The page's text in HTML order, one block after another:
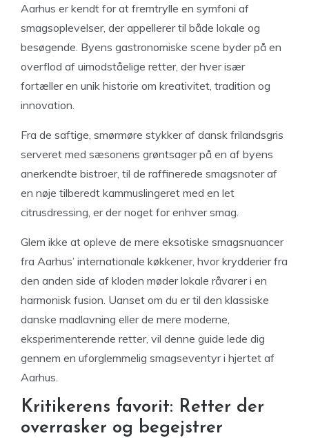
Aarhus er kendt for at fremtrylle en symfoni af
smagsoplevelser, der appellerer til både lokale og
besøgende. Byens gastronomiske scene byder på en
overflod af uimodståelige retter, der hver især
fortæller en unik historie om kreativitet, tradition og
innovation.
Fra de saftige, smørmøre stykker af dansk frilandsgris
serveret med sæsonens grøntsager på en af byens
anerkendte bistroer, til de raffinerede smagsnoter af
en nøje tilberedt kammuslingeret med en let
citrusdressing, er der noget for enhver smag.
Glem ikke at opleve de mere eksotiske smagsnuancer
fra Aarhus’ internationale køkkener, hvor krydderier fra
den anden side af kloden møder lokale råvarer i en
harmonisk fusion. Uanset om du er til den klassiske
danske madlavning eller de mere moderne,
eksperimenterende retter, vil denne guide lede dig
gennem en uforglemmelig smagseventyr i hjertet af
Aarhus.
Kritikerens favorit: Retter der
overrasker og begejstrer